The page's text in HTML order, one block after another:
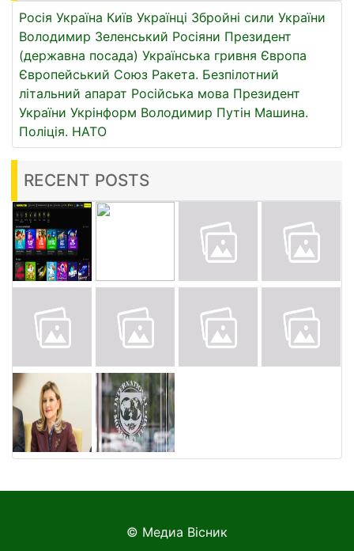
Росія Україна Київ Українці Збройні сили України
Володимир Зеленський Росіяни Президент
(державна посада) Українська гривня Європа
Європейський Союз Ракета. Безпілотний
літальний апарат Російська мова Президент
України Укрінформ Володимир Путін Машина.
Поліція. НАТО
RECENT POSTS
© Медиа Вісник